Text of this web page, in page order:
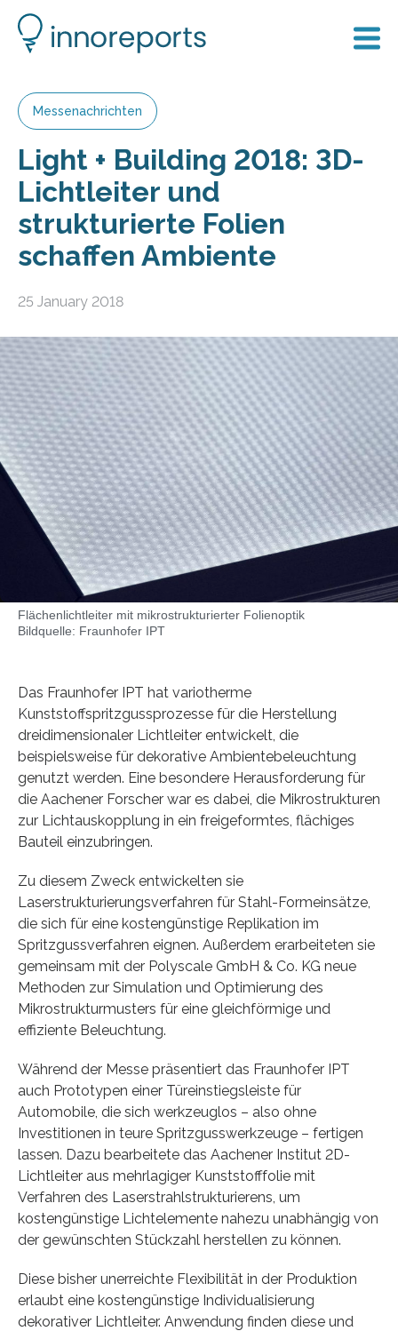
Messenachrichten
Light + Building 2018: 3D-
Lichtleiter und
strukturierte Folien
schaffen Ambiente
25 January 2018
Flächenlichtleiter mit mikrostrukturierter Folienoptik
Bildquelle: Fraunhofer IPT
Das Fraunhofer IPT hat variotherme
Kunststoffspritzgussprozesse für die Herstellung
dreidimensionaler Lichtleiter entwickelt, die
beispielsweise für dekorative Ambientebeleuchtung
genutzt werden. Eine besondere Herausforderung für
die Aachener Forscher war es dabei, die Mikrostrukturen
zur Lichtauskopplung in ein freigeformtes, flächiges
Bauteil einzubringen.
Zu diesem Zweck entwickelten sie
Laserstrukturierungsverfahren für Stahl-Formeinsätze,
die sich für eine kostengünstige Replikation im
Spritzgussverfahren eignen. Außerdem erarbeiteten sie
gemeinsam mit der Polyscale GmbH & Co. KG neue
Methoden zur Simulation und Optimierung des
Mikrostrukturmusters für eine gleichförmige und
effiziente Beleuchtung.
Während der Messe präsentiert das Fraunhofer IPT
auch Prototypen einer Türeinstiegsleiste für
Automobile, die sich werkzeuglos – also ohne
Investitionen in teure Spritzgusswerkzeuge – fertigen
lassen. Dazu bearbeitete das Aachener Institut 2D-
Lichtleiter aus mehrlagiger Kunststofffolie mit
Verfahren des Laserstrahlstrukturierens, um
kostengünstige Lichtelemente nahezu unabhängig von
der gewünschten Stückzahl herstellen zu können.
Diese bisher unerreichte Flexibilität in der Produktion
erlaubt eine kostengünstige Individualisierung
dekorativer Lichtleiter. Anwendung finden diese und